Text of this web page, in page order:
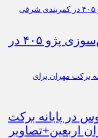
۳فوتی در واژگونی و آتش‌سوزی پژو ۴۰۵ در
اتوبوس در پایانه برکت
اربعین+تصاویر